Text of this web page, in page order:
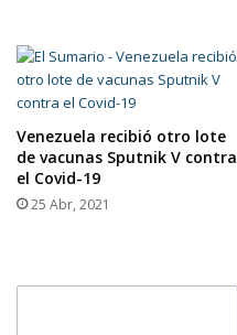
Venezuela recibió otro lote
de vacunas Sputnik V contra
el Covid-19
25 Abr, 2021